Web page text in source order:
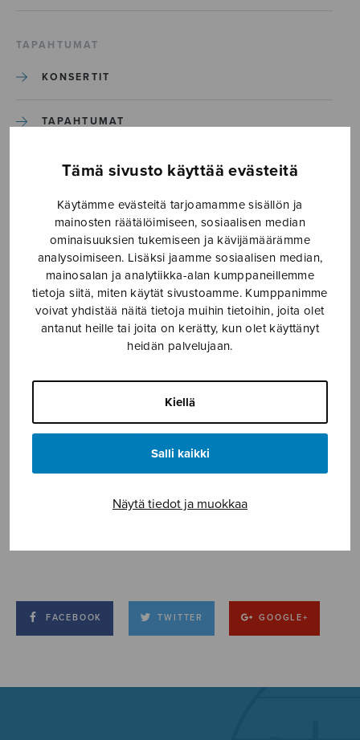
Tämä sivusto käyttää evästeitä
Käytämme evästeitä tarjoamamme sisällön ja
mainosten räätälöimiseen, sosiaalisen median
ominaisuuksien tukemiseen ja kävijämäärämme
analysoimiseen. Lisäksi jaamme sosiaalisen median,
mainosalan ja analytiikka-alan kumppaneillemme
tietoja siitä, miten käytät sivustoamme. Kumppanimme
voivat yhdistää näitä tietoja muihin tietoihin, joita olet
antanut heille tai joita on kerätty, kun olet käyttänyt
heidän palvelujaan.
Kiellä
Salli kaikki
Näytä tiedot ja muokkaa
TAPAHTUMAT
KONSERTIT
TAPAHTUMAT
ILMOITA TAPAHTUMA
Etusivu › Media › Hine e hine_S2689
Hine e hine_S2689
31.3.2020
FACEBOOK TWITTER GOOGLE+